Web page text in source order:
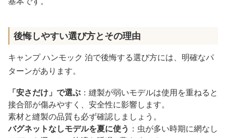
後悔しやすい選び方とその理由
キャンプ ハンモック 泊で後悔する選び方には、明確なパ
ターンがあります。
「安さだけ」で選ぶ ：縫製が弱いモデルは使用を重ねると
接合部が傷みやすく、安全性に影響します。
素材と縫製の品質も必ず確認しましょう。
バグネットなしモデルを夏に使う ：虫が多い時期に網なし